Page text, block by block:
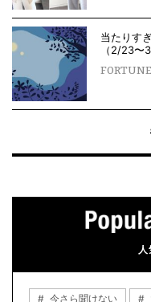
当たりす
（2/23〜
FORTUNE
今さら聞けない